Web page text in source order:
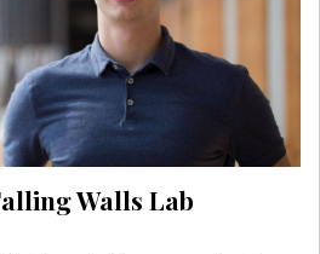
Walls Lab